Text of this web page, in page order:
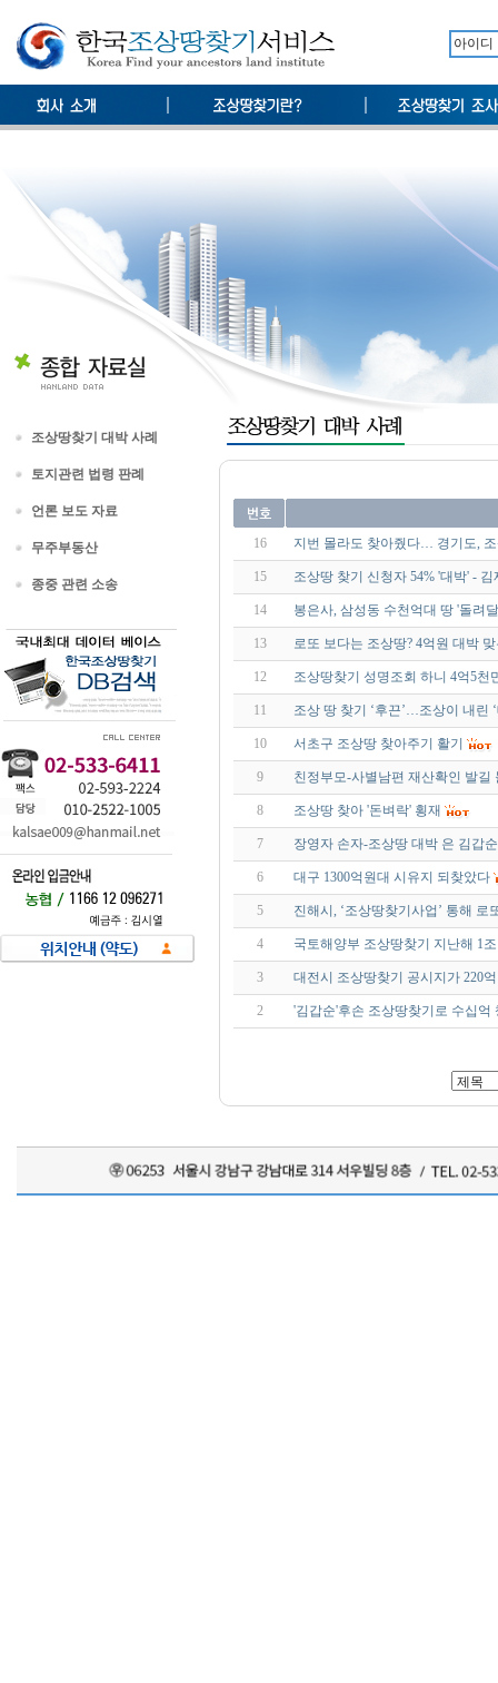
조상땅찾기 대박 사례
토지관련 법령 판례
언론 보도 자료
무주부동산
종중 관련 소송
16 지번 몰라도 찾아줬다… 경기도, 조
15 조상땅 찾기 신청자 54% '대박' - 김
14 봉은사, 삼성동 수천억대 땅 '돌려
13 로또 보다는 조상땅? 4억원 대박
12 조상땅찾기 성명조회 하니 4억5천
11 조상 땅 찾기 ‘후끈’…조상이 내린
10 서초구 조상땅 찾아주기 활기
9 친정부모-사별남편 재산확인 발
8 조상땅 찾아 '돈벼락' 횡재
7 장영자 손자-조상땅 대박 은 김갑
6 대구 1300억원대 시유지 되찾았다
5 진해시, ‘조상땅찾기사업’ 통해 로
4 국토해양부 조상땅찾기 지난해 1
3 대전시 조상땅찾기 공시지가 220
2 '김갑순'후손 조상땅찾기로 수십억